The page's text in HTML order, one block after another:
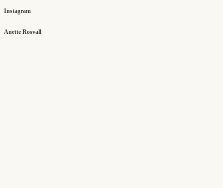
Instagram
Anette Rosvall